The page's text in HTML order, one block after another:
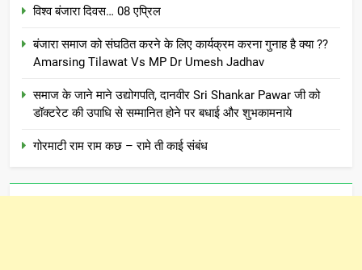
विश्व बंजारा दिवस… 08 एप्रिल
बंजारा समाज को संघठित करने के लिए कार्यक्रम करना गुनाह है क्या ??
Amarsing Tilawat Vs MP Dr Umesh Jadhav
समाज के जाने माने उद्योगपति, दानवीर Sri Shankar Pawar जी को
डॉक्टरेट की उपाधि से सम्मानित होने पर बधाई और शुभकामनाये
गोरमाटी राम राम कछ – रामे ती काई संबंध